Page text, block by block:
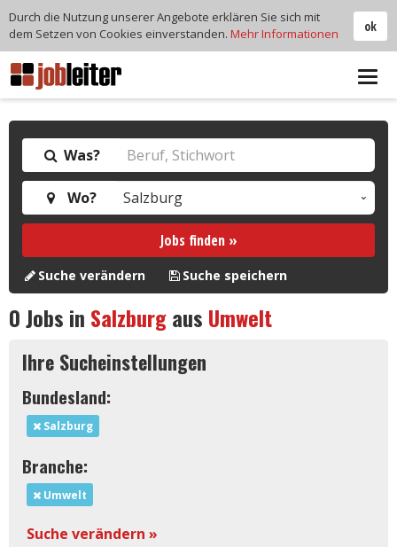
Was?
Wo?
Jobs finden »
Suche verändern Suche speichern
0Jobs in Salzburgaus Umwelt
Ihre Sucheinstellungen
Bundesland:
Salzburg
Branche:
Umwelt
Suche verändern »
ok
Durch die Nutzung unserer Angebote erklären Sie sich mit
dem Setzen von Cookies einverstanden. Mehr Informationen